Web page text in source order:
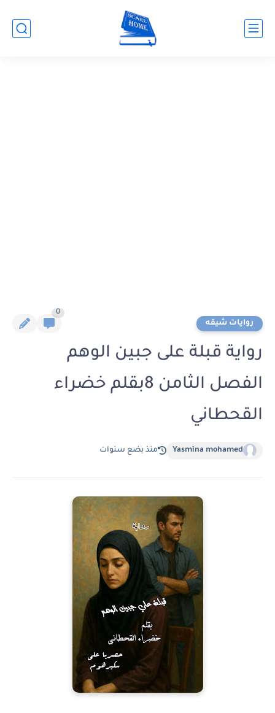
روايات شيقه
0
رواية قبلة على جبين الوهم
الفصل الثامن 8بقلم خضراء
القحطاني
Yasmina mohamed منذ بضع سنوات